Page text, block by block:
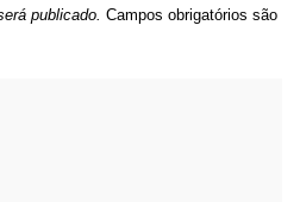
publicado. Campos obrigatórios são